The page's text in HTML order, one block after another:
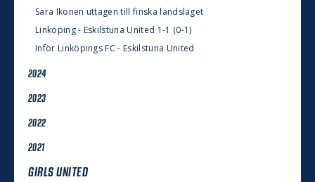
Sara Ikonen uttagen till finska landslaget
Linköping - Eskilstuna United 1-1 (0-1)
Inför Linköpings FC - Eskilstuna United
2024
2023
2022
2021
GIRLS UNITED